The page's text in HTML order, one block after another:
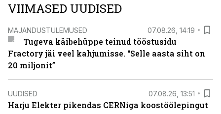
VIIMASED UUDISED
MAJANDUSTULEMUSED 07.08.26, 14:19
Tugeva käibehüppe teinud tööstusidu
Fractory jäi veel kahjumisse. “Selle aasta siht on
20 miljonit”
UUDISED 07.08.26, 13:51
Harju Elekter pikendas CERNiga koostöölepingut